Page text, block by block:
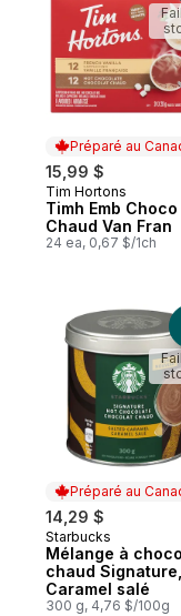
Préparé au
15,99 $
Préparé au
Tim Hortons
Timh Emb Choco
Chaud Van Fran
24 ea, 0,67 $/1ch
Préparé au
14,29 $
Préparé au
Starbucks
Mélange à
chaud Signature,
Caramel salé
300 g, 4,76 $/100g